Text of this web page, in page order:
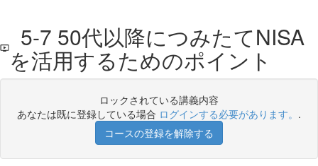
5-7 50代以降につみたてNISA
を活用するためのポイント
ロックされている講義内容
あなたは既に登録している場合 ログインする必要があります。 .
コースの登録を解除する